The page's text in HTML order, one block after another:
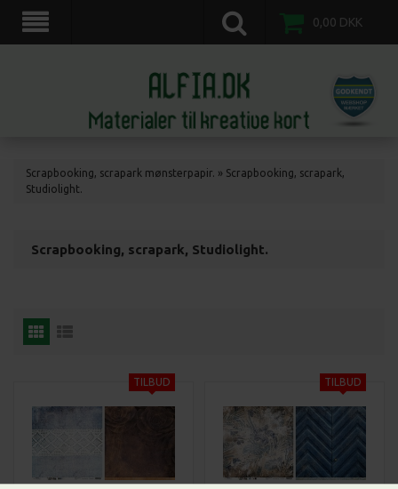
scrapkort, scrapbooking, 3d motiv ark, veddinge,nordvestsjælland.
0,00 DKK
Scrapbooking, scrapark mønsterpapir. » Scrapbooking, scrapark,
Studiolight.
Scrapbooking, scrapark, Studiolight.